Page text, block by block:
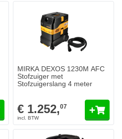
MIRKA DEXOS 1230M AFC
Stofzuiger met
Stofzuigerslang 4 meter
€ 1.252,07